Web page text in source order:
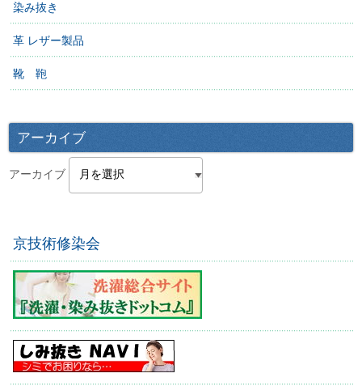
染み抜き
革 レザー製品
靴 鞄
アーカイブ
アーカイブ
京技術修染会